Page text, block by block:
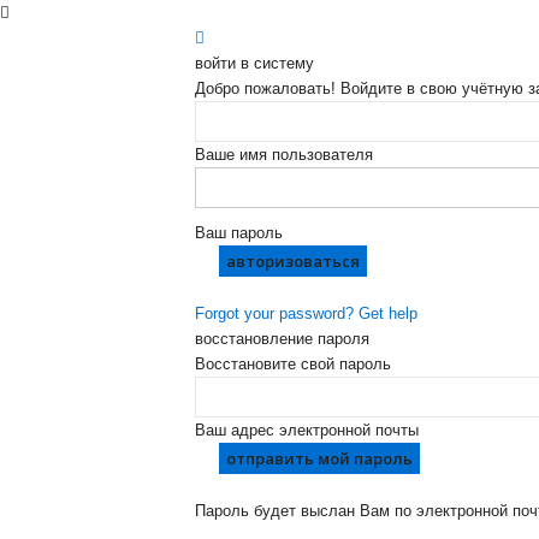
войти в систему
Добро пожаловать! Войдите в свою учётную
Ваше имя пользователя
Ваш пароль
Forgot your password? Get help
восстановление пароля
Восстановите свой пароль
Ваш адрес электронной почты
Пароль будет выслан Вам по электронной